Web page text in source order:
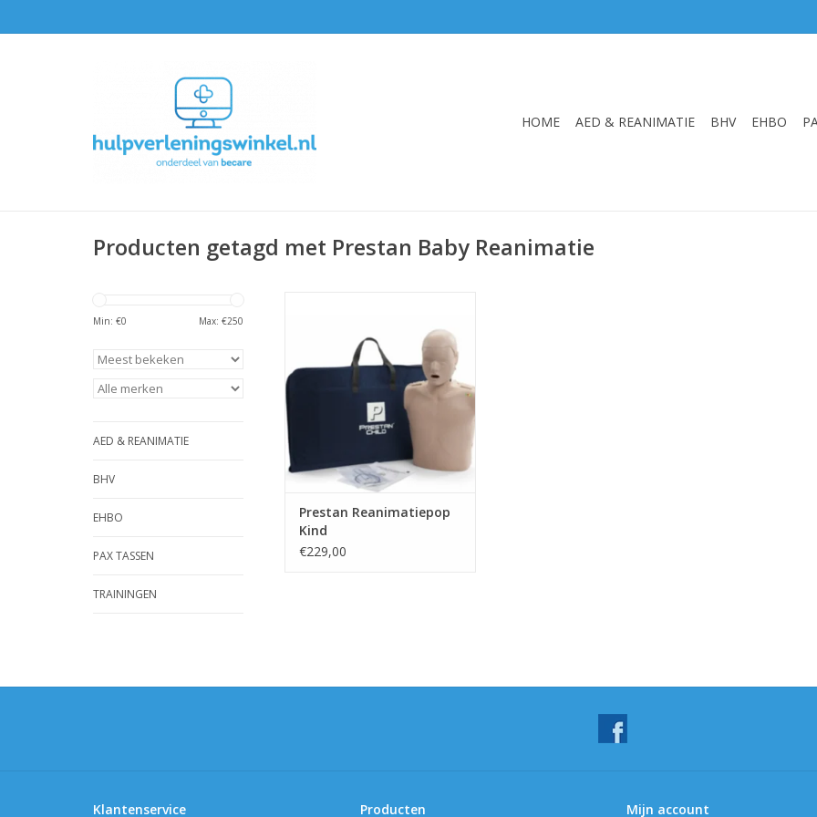
HOME AED & REANIMATIE BHV EHBO
Producten getagd met Prestan Baby Reanimatie
Min: €0 Max: €250
AED & REANIMATIE
BHV
EHBO
PAX TASSEN
TRAININGEN
reanimatiemonitor en een
klikkermechanisme.
TOEVOEGEN AAN WINKELWAGEN
Prestan Reanimatiepop
Kind
€229,00
Klantenservice Producten Mijn account